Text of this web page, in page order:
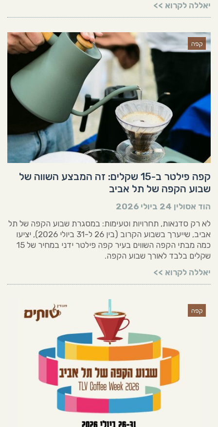
יאללה לקרוא >>
קפה
קפה פילטר ב-15 שקלים: זה המבצע השווה של
שבוע הקפה של תל אביב
הוד אסולין 24 ביולי 2026
לא רק סדנאות, תחרויות וטעימות: במסגרת שבוע הקפה של תל
אביב, שייערך בשבוע הקרוב (בין 26 ל-31 ביולי 2026), יציעו
כמה מבתי הקפה השווים בעיר קפה פילטר ידני במחיר של 15
שקלים בלבד לאורך שבוע הקפה.
יאללה לקרוא >>
קפה